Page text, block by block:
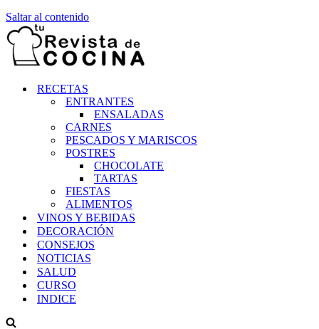
Saltar al contenido
RECETAS
ENTRANTES
ENSALADAS
CARNES
PESCADOS Y MARISCOS
POSTRES
CHOCOLATE
TARTAS
FIESTAS
ALIMENTOS
VINOS Y BEBIDAS
DECORACIÓN
CONSEJOS
NOTICIAS
SALUD
CURSO
INDICE